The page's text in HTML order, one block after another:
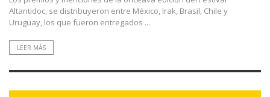
Altantidoc, se distribuyeron entre México, Irak, Brasil, Chile y
Uruguay, los que fueron entregados ...
LEER MÁS